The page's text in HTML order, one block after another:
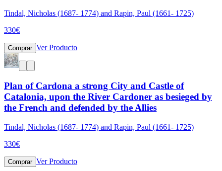
Tindal, Nicholas (1687- 1774) and Rapin, Paul (1661- 1725)
330€
Comprar Ver Producto
Plan of Cardona a strong City and Castle of
Catalonia, upon the River Cardoner as besieged by
the French and defended by the Allies
Tindal, Nicholas (1687- 1774) and Rapin, Paul (1661- 1725)
330€
Comprar Ver Producto